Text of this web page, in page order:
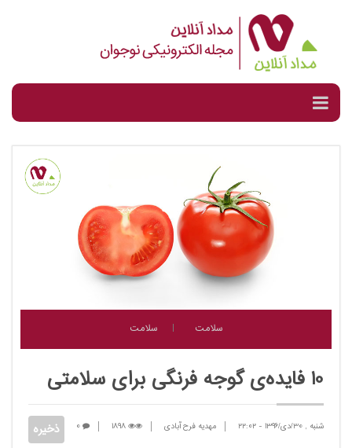
سلامت سلامت
10 فایده‌ی گوجه فرنگی برای سلامتی
شنبه , 30/دی/1396 -
22:02 مهدیه فرح آبادی 1898